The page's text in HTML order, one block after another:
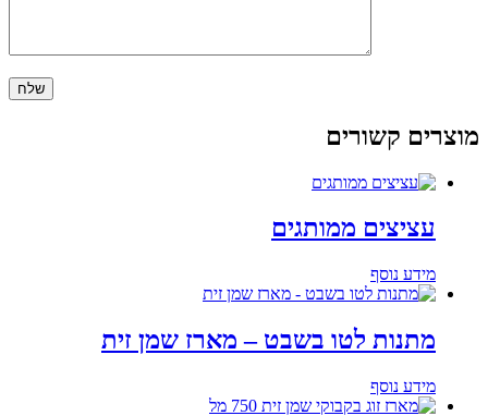
מוצרים קשורים
עציצים ממותגים
מידע נוסף
מתנות לטו בשבט – מארז שמן זית
מידע נוסף